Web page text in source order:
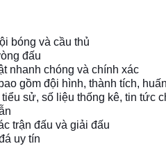
bóng và cầu thủ
đấu
nhanh chóng và chính xác
gồm đội hình, thành tích,
sử, số liệu thống kê, tin tức
trận đấu và giải đấu
uy tín